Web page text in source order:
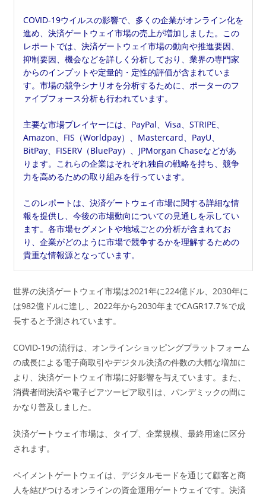
COVID-19ウイルスの影響で、多くの企業がオンライン化を
進め、決済ゲートウェイ市場の売上が増加しました。この
レポートでは、決済ゲートウェイ市場の動向や推進要因、
抑制要因、機会などを詳しく分析しており、業界の専門家
からのインプットや定量的・定性的評価が含まれていま
す。市場の競争シナリオを分析するために、ポーターのフ
ァイブフォース分析も行われています。
主要な市場プレイヤーには、PayPal、Visa、STRIPE、
Amazon、FIS（Worldpay）、Mastercard、PayU、
BitPay、FISERV（BluePay）、JPMorgan Chaseなどがあ
ります。これらの企業はそれぞれ独自の戦略を持ち、競争
力を高めるための取り組みを行っています。
このレポートは、決済ゲートウェイ市場に関する詳細な情
報を提供し、今後の市場動向についての見通しを示してい
ます。各市場セグメントや地域ごとの分析が含まれてお
り、企業がどのように市場で競争するかを理解するための
貴重な情報源となっています。
世界の決済ゲートウェイ市場は2021年に224億ドル、2030年に
は982億ドルに達し、2022年から2030年までCAGR17.7％で成
長すると予測されています。
COVID-19の流行は、オンラインショッピングプラットフォーム
の成長による電子商取引やデジタル決済の件数の大幅な増加に
より、決済ゲートウェイ市場に好影響を与えています。また、
消費者間決済や電子ピアツーピア取引は、パンデミックの間に
かなり普及しました。
決済ゲートウェイ市場は、タイプ、企業規模、最終用途に区分
されます。
ペイメントゲートウェイは、デジタルモードを通じて顧客と商
人を結びつけるオンラインの資金運用ゲートウェイです。決済